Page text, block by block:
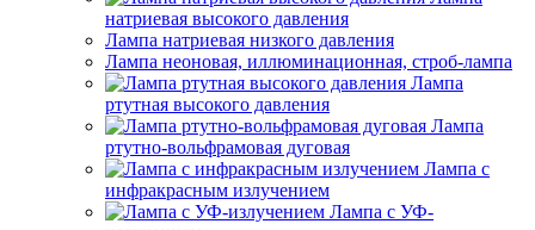
натриевая высокого давления
Лампа натриевая низкого давления
Лампа неоновая, иллюминационная, строб-лампа
Лампа
ртутная высокого давления
Лампа
ртутно-вольфрамовая дуговая
Лампа с
инфракрасным излучением
Лампа с УФ-